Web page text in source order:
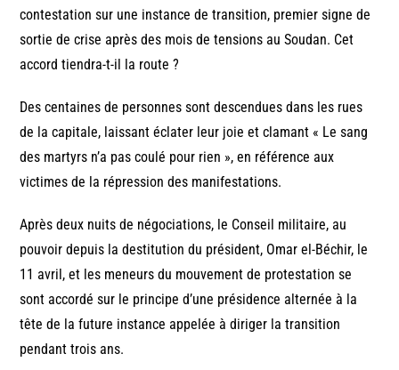
contestation sur une instance de transition, premier signe de
sortie de crise après des mois de tensions au Soudan. Cet
accord tiendra-t-il la route ?
Des centaines de personnes sont descendues dans les rues
de la capitale, laissant éclater leur joie et clamant « Le sang
des martyrs n’a pas coulé pour rien », en référence aux
victimes de la répression des manifestations.
Après deux nuits de négociations, le Conseil militaire, au
pouvoir depuis la destitution du président, Omar el-Béchir, le
11 avril, et les meneurs du mouvement de protestation se
sont accordé sur le principe d’une présidence alternée à la
tête de la future instance appelée à diriger la transition
pendant trois ans.